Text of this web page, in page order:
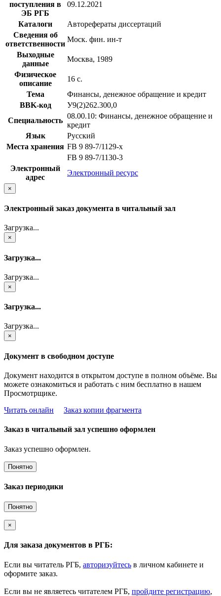
поступления в
ЭБ РГБ
09.12.2021
Каталоги
Авторефераты диссертаций
Сведения об
ответственности
Моск. фин. ин-т
Выходные
данные
Москва, 1989
Физическое
описание
16 с.
Тема
Финансы, денежное обращение и кредит
BBK-код
У9(2)262.300,0
Специальность
08.00.10: Финансы, денежное обращение и
кредит
Язык
Русский
Места хранения FB 9 89-7/1129-x
FB 9 89-7/1130-3
Электронный
адрес
Электронный ресурс
×
Электронный заказ документа в читальный зал
Загрузка...
×
Загрузка...
Загрузка...
×
Загрузка...
Загрузка...
×
Документ в свободном доступе
Документ находится в открытом доступе в полном объёме. Вы
можете ознакомиться и работать с ним бесплатно в нашем
Просмотрщике.
Читать онлайн
Заказ копии фрагмента
Заказ в читальный зал успешно оформлен
Заказ успешно оформлен.
Понятно
Заказ периодики
Понятно
×
Для заказа документов в РГБ:
Если вы читатель РГБ, авторизуйтесь в личном кабинете и
оформите заказ.
Если вы не являетесь читателем РГБ, пройдите регистрацию,